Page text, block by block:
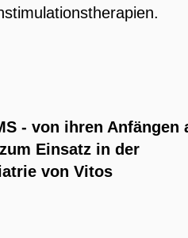
- von ihren Anfängen
Einsatz in der
von Vitos